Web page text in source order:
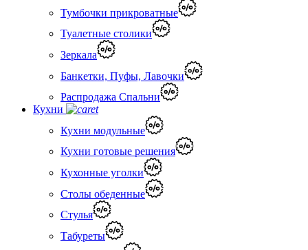
Тумбочки прикроватные
Туалетные столики
Зеркала
Банкетки, Пуфы, Лавочки
Распродажа Спальни
Кухни
Кухни модульные
Кухни готовые решения
Кухонные уголки
Столы обеденные
Стулья
Табуреты